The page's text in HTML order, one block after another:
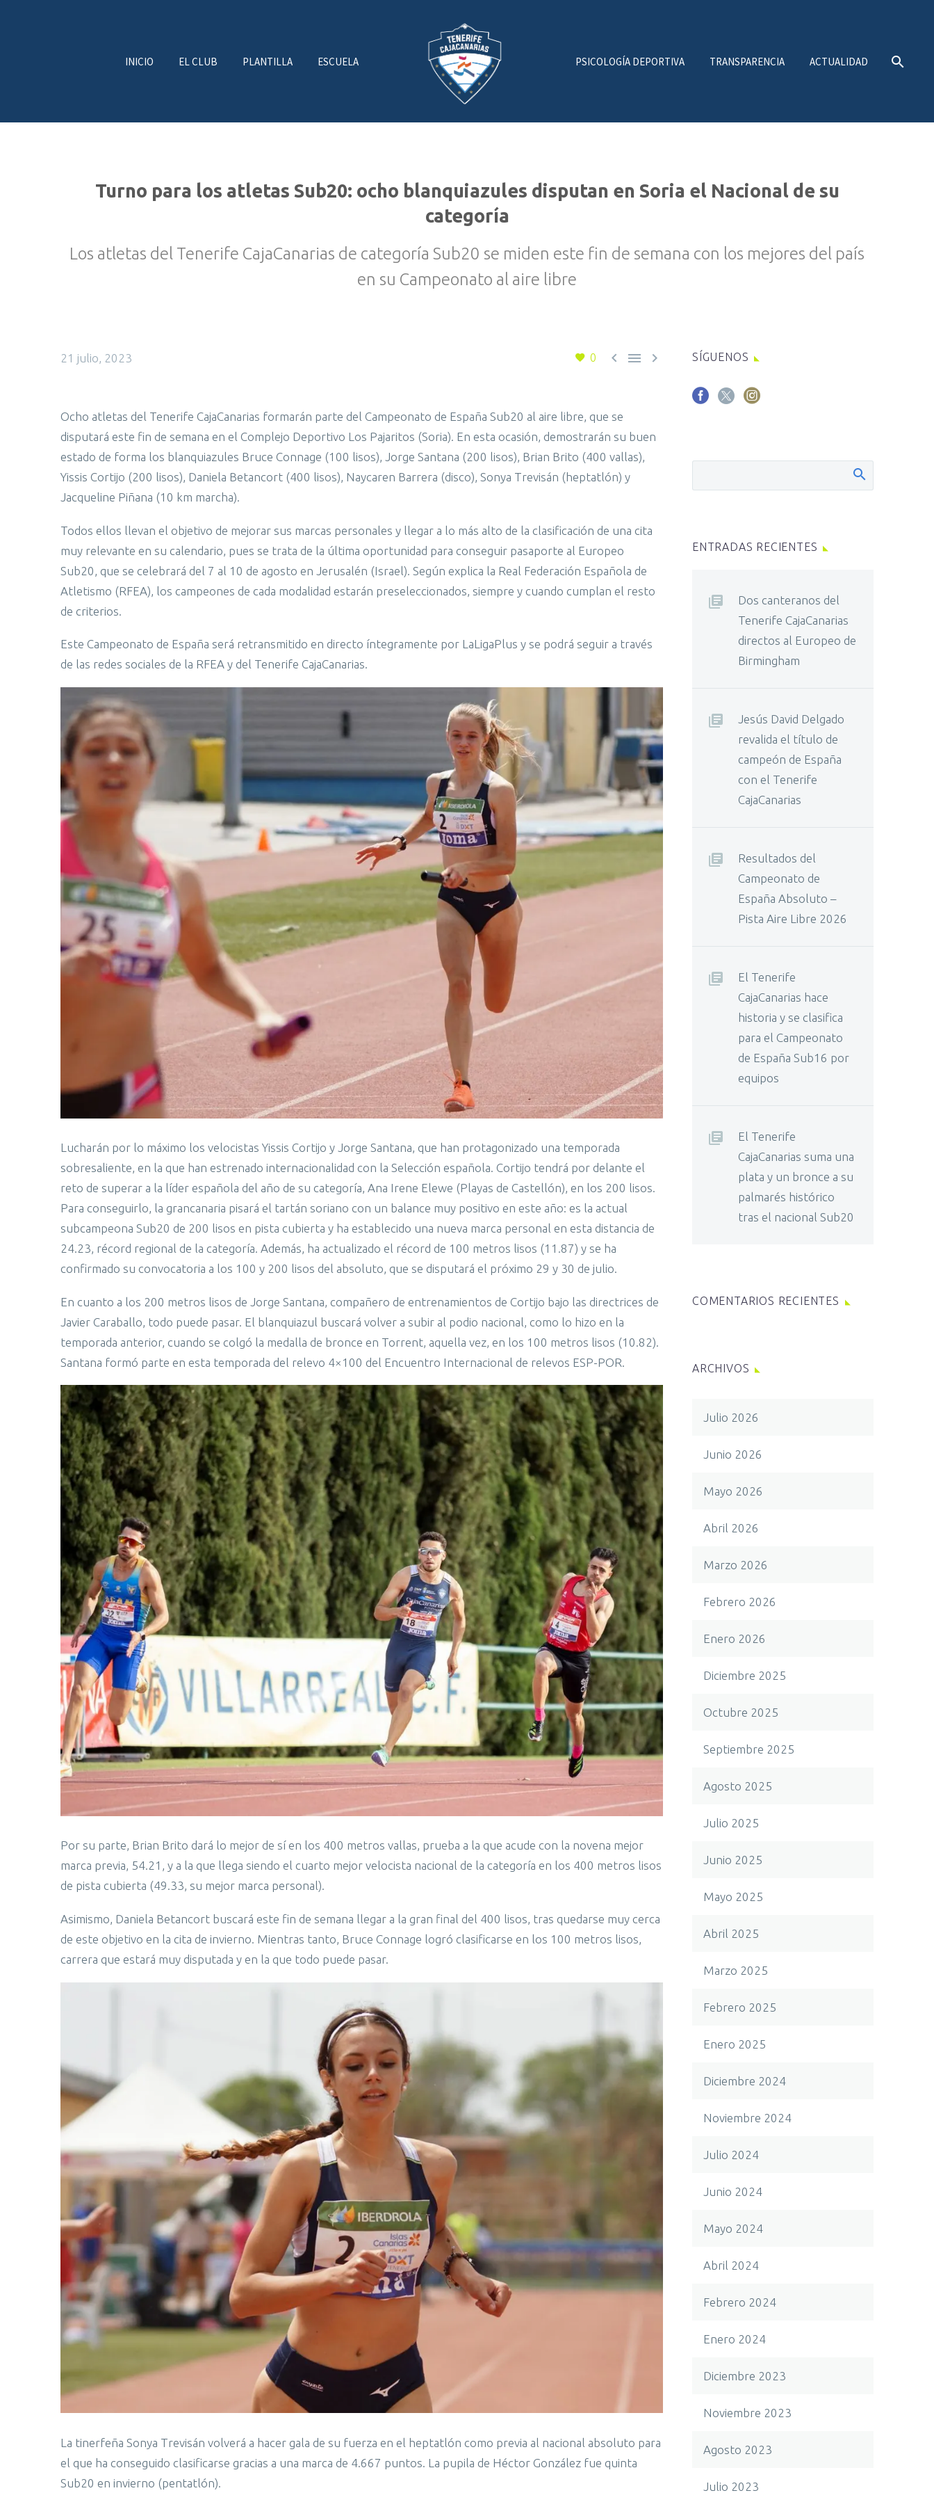
INICIO EL CLUB PLANTILLA ESCUELA PSICOLOGÍA DEPORTIVA TRANSPARENCIA ACTUALIDAD
Turno para los atletas Sub20: ocho blanquiazules disputan en Soria el Nacional de su
categoría
Los atletas del Tenerife CajaCanarias de categoría Sub20 se miden este fin de semana con los mejores del país
en su Campeonato al aire libre
0   
21 julio, 2023
Ocho atletas del Tenerife CajaCanarias formarán parte del Campeonato de España Sub20 al aire libre, que se
disputará este fin de semana en el Complejo Deportivo Los Pajaritos (Soria). En esta ocasión, demostrarán su buen
estado de forma los blanquiazules Bruce Connage (100 lisos), Jorge Santana (200 lisos), Brian Brito (400 vallas),
Yissis Cortijo (200 lisos), Daniela Betancort (400 lisos), Naycaren Barrera (disco), Sonya Trevisán (heptatlón) y
Jacqueline Piñana (10 km marcha).
Todos ellos llevan el objetivo de mejorar sus marcas personales y llegar a lo más alto de la clasificación de una cita
muy relevante en su calendario, pues se trata de la última oportunidad para conseguir pasaporte al Europeo
Sub20, que se celebrará del 7 al 10 de agosto en Jerusalén (Israel). Según explica la Real Federación Española de
Atletismo (RFEA), los campeones de cada modalidad estarán preseleccionados, siempre y cuando cumplan el resto
de criterios.
Este Campeonato de España será retransmitido en directo íntegramente por LaLigaPlus y se podrá seguir a través
de las redes sociales de la RFEA y del Tenerife CajaCanarias.
Lucharán por lo máximo los velocistas Yissis Cortijo y Jorge Santana, que han protagonizado una temporada
sobresaliente, en la que han estrenado internacionalidad con la Selección española. Cortijo tendrá por delante el
reto de superar a la líder española del año de su categoría, Ana Irene Elewe (Playas de Castellón), en los 200 lisos.
Para conseguirlo, la grancanaria pisará el tartán soriano con un balance muy positivo en este año: es la actual
subcampeona Sub20 de 200 lisos en pista cubierta y ha establecido una nueva marca personal en esta distancia de
24.23, récord regional de la categoría. Además, ha actualizado el récord de 100 metros lisos (11.87) y se ha
confirmado su convocatoria a los 100 y 200 lisos del absoluto, que se disputará el próximo 29 y 30 de julio.
En cuanto a los 200 metros lisos de Jorge Santana, compañero de entrenamientos de Cortijo bajo las directrices de
Javier Caraballo, todo puede pasar. El blanquiazul buscará volver a subir al podio nacional, como lo hizo en la
temporada anterior, cuando se colgó la medalla de bronce en Torrent, aquella vez, en los 100 metros lisos (10.82).
Santana formó parte en esta temporada del relevo 4×100 del Encuentro Internacional de relevos ESP-POR.
Por su parte, Brian Brito dará lo mejor de sí en los 400 metros vallas, prueba a la que acude con la novena mejor
marca previa, 54.21, y a la que llega siendo el cuarto mejor velocista nacional de la categoría en los 400 metros lisos
de pista cubierta (49.33, su mejor marca personal).
Asimismo, Daniela Betancort buscará este fin de semana llegar a la gran final del 400 lisos, tras quedarse muy cerca
de este objetivo en la cita de invierno. Mientras tanto, Bruce Connage logró clasificarse en los 100 metros lisos,
carrera que estará muy disputada y en la que todo puede pasar.
La tinerfeña Sonya Trevisán volverá a hacer gala de su fuerza en el heptatlón como previa al nacional absoluto para
el que ha conseguido clasificarse gracias a una marca de 4.667 puntos. La pupila de Héctor González fue quinta
Sub20 en invierno (pentatlón).
SÍGUENOS
ENTRADAS RECIENTES
Dos canteranos del
Tenerife CajaCanarias
directos al Europeo de
Birmingham
Jesús David Delgado
revalida el título de
campeón de España
con el Tenerife
CajaCanarias
Resultados del
Campeonato de
España Absoluto –
Pista Aire Libre 2026
El Tenerife
CajaCanarias hace
historia y se clasifica
para el Campeonato
de España Sub16 por
equipos
El Tenerife
CajaCanarias suma una
plata y un bronce a su
palmarés histórico
tras el nacional Sub20
COMENTARIOS RECIENTES
ARCHIVOS
Julio 2026
Junio 2026
Mayo 2026
Abril 2026
Marzo 2026
Febrero 2026
Enero 2026
Diciembre 2025
Octubre 2025
Septiembre 2025
Agosto 2025
Julio 2025
Junio 2025
Mayo 2025
Abril 2025
Marzo 2025
Febrero 2025
Enero 2025
Diciembre 2024
Noviembre 2024
Julio 2024
Junio 2024
Mayo 2024
Abril 2024
Febrero 2024
Enero 2024
Diciembre 2023
Noviembre 2023
Agosto 2023
Julio 2023